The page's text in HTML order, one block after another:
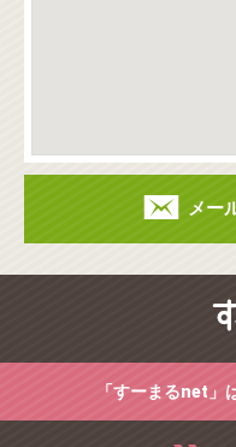
メー
「すーまるnet」